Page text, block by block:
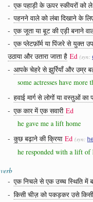
- एक पहाड़ी के ऊपर स्कीयरों को
- पहनने वाले को लंबा दिखाने के
- एक जूता या बूट की एड़ी बनाने
- एक प्लेटफ़ॉर्म या पिंजरे से युक्त
उठाया और उतारा जाता है Ed (syn:
- आपके चेहरे से झुर्रियाँ और उम्र
some actresses have more
- हवाई मार्ग से लोगों या वस्तुओं
- एक कार में एक सवारी Ed
he gave me a lift home
- कुछ बढ़ाने की क्रिया Ed (syn:
he responded with a lift of
verb
- एक निचले से एक उच्च स्थिति में
- किसी चीज़ को पकड़कर उसे